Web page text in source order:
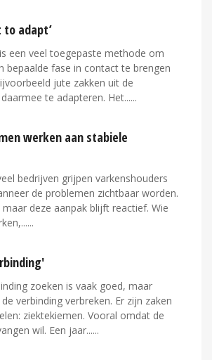
to adapt’
een veel toegepaste methode om
bepaalde fase in contact te brengen
jute zakken uit de
te adapteren. Het...
werken aan stabiele
bedrijven grijpen varkenshouders
de problemen zichtbaar worden.
deze aanpak blijft reactief. Wie
zoeken is vaak goed, maar
verbinding verbreken. Er zijn zaken
ziektekiemen. Vooral omdat de
wil. Een jaar...